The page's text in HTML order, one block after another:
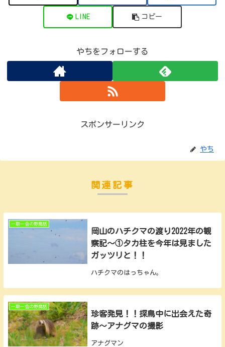
LINE コピー
やちをフォローする
スポンサーリンク
やち
関連記事
一期一会の野鳥話
岡山のハチクマの渡り2022年の観
察記～①タカ柱を今年は見ました
ガッツリと！！
ハチクマのはっちゃん。
一期一会の野鳥話
珍客発見！！探鳥中に出会えた奇
跡～アナグマの撮影
アナグマン